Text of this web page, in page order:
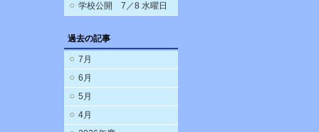
学校公開 7／8 水曜日
過去の記事
7月
6月
5月
4月